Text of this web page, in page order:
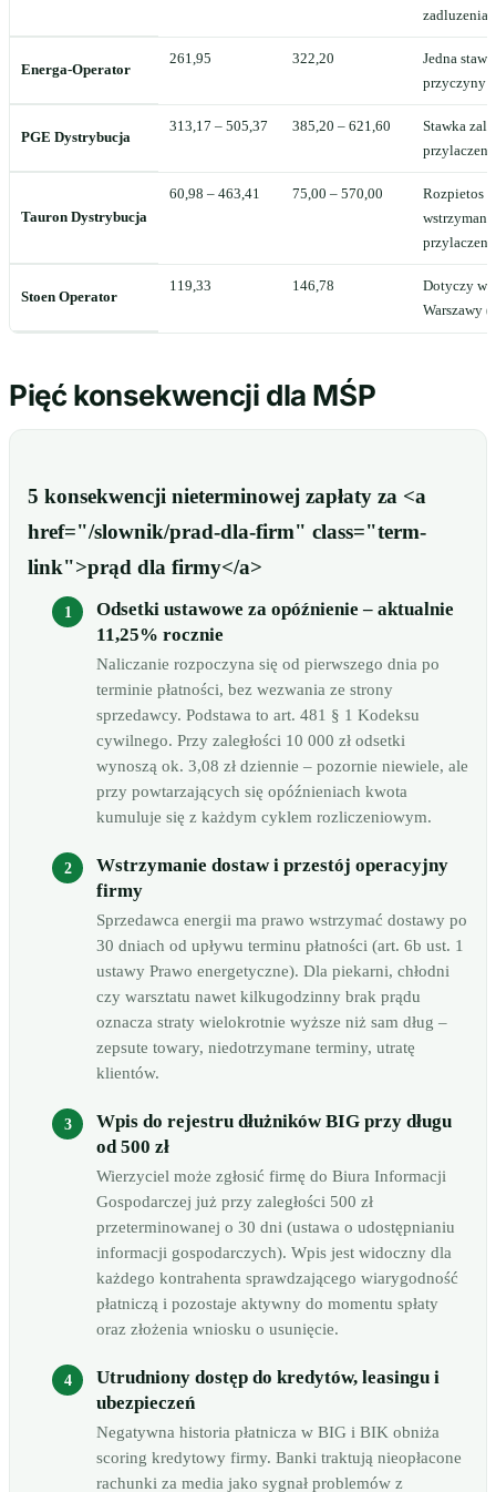
zadluzenia
Energa-Operator
261,95 322,20
Jedna
przyczyny
PGE Dystrybucja
313,17 – 505,37 385,20 – 621,60
Stawka
Tauron Dystrybucja
60,98 – 463,41 75,00 – 570,00
Rozpietos
Stoen Operator
119,33 146,78
Dotyczy
Warszawy
Pięć konsekwencji dla MŚP
5 konsekwencji nieterminowej zapłaty za <a
href="/slownik/prad-dla-firm" class="term-
link">prąd dla firmy</a>
Odsetki ustawowe za opóźnienie – aktualnie
11,25% rocznie
Naliczanie rozpoczyna się od pierwszego dnia po
terminie płatności, bez wezwania ze strony
sprzedawcy. Podstawa to art. 481 § 1 Kodeksu
cywilnego. Przy zaległości 10 000 zł odsetki
wynoszą ok. 3,08 zł dziennie – pozornie niewiele, ale
przy powtarzających się opóźnieniach kwota
kumuluje się z każdym cyklem rozliczeniowym.
Wstrzymanie dostaw i przestój operacyjny
firmy
Sprzedawca energii ma prawo wstrzymać dostawy po
30 dniach od upływu terminu płatności (art. 6b ust. 1
ustawy Prawo energetyczne). Dla piekarni, chłodni
czy warsztatu nawet kilkugodzinny brak prądu
oznacza straty wielokrotnie wyższe niż sam dług –
zepsute towary, niedotrzymane terminy, utratę
klientów.
Wpis do rejestru dłużników BIG przy długu
od 500 zł
Wierzyciel może zgłosić firmę do Biura Informacji
Gospodarczej już przy zaległości 500 zł
przeterminowanej o 30 dni (ustawa o udostępnianiu
informacji gospodarczych). Wpis jest widoczny dla
każdego kontrahenta sprawdzającego wiarygodność
płatniczą i pozostaje aktywny do momentu spłaty
oraz złożenia wniosku o usunięcie.
Utrudniony dostęp do kredytów, leasingu i
ubezpieczeń
Negatywna historia płatnicza w BIG i BIK obniża
scoring kredytowy firmy. Banki traktują nieopłacone
rachunki za media jako sygnał problemów z